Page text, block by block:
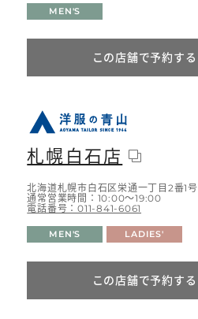
MEN'S
この店舗で予約する
札幌白石店
北海道札幌市白石区栄通一丁目2番1号
通常営業時間：10:00～19:00
電話番号：011-841-6061
MEN'S LADIES'
この店舗で予約する